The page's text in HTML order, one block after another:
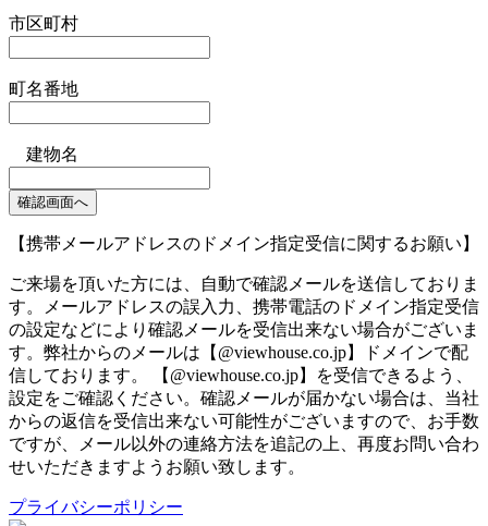
市区町村
町名番地
建物名
確認画面へ
【携帯メールアドレスのドメイン指定受信に関するお願い】
ご来場を頂いた方には、自動で確認メールを送信しておりま
す。メールアドレスの誤入力、携帯電話のドメイン指定受信
の設定などにより確認メールを受信出来ない場合がございま
す。弊社からのメールは【@viewhouse.co.jp】ドメインで配
信しております。 【@viewhouse.co.jp】を受信できるよう、
設定をご確認ください。確認メールが届かない場合は、当社
からの返信を受信出来ない可能性がございますので、お手数
ですが、メール以外の連絡方法を追記の上、再度お問い合わ
せいただきますようお願い致します。
プライバシーポリシー